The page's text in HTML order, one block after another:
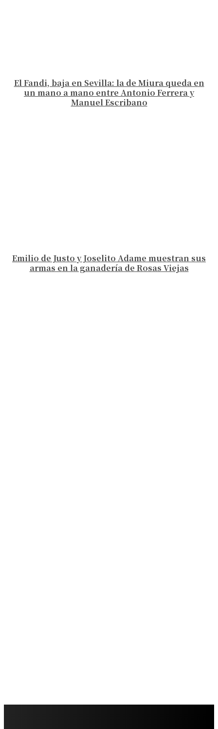
El Fandi, baja en Sevilla: la de Miura queda en
un mano a mano entre Antonio Ferrera y
Manuel Escribano
Emilio de Justo y Joselito Adame muestran sus
armas en la ganadería de Rosas Viejas